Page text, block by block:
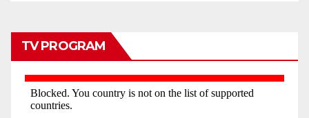
TV PROGRAM